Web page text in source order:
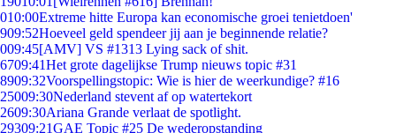
010:00Extreme hitte Europa kan economische groei tenietdoen'
909:52Hoeveel geld spendeer jij aan je beginnende relatie?
009:45[AMV] VS #1313 Lying sack of shit.
6709:41Het grote dagelijkse Trump nieuws topic #31
8909:32Voorspellingstopic: Wie is hier de weerkundige? #16
25009:30Nederland stevent af op watertekort
2609:30Ariana Grande verlaat de spotlight.
29309:21GAE Topic #25 De wederopstanding